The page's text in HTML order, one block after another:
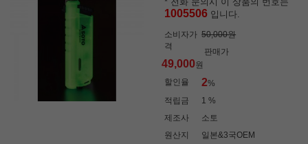
1005506 입니다.
소비자가
격
50,000원
판매가
49,000원
할인율
2%
적립금
1 %
제조사
소토
원산지
일본&3국OEM